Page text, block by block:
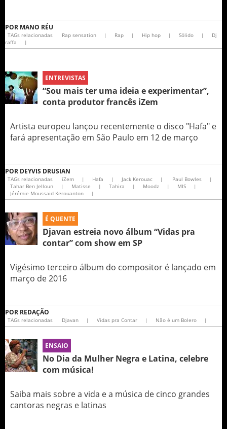
POR MANO RÉU
TAGs relacionadas Rap sensation | Rap | Hip hop | Sólido |
Dj
raffa
|
ENTREVISTAS
“Sou mais ter uma ideia e experimentar”,
conta produtor francês iZem
Artista europeu lançou recentemente o disco "Hafa" e
fará apresentação em São Paulo em 12 de março
POR DEYVIS DRUSIAN
TAGs relacionadas iZem | Hafa | Jack Kerouac | Paul Bowles
|
Tahar Ben Jelloun
| Matisse | Tahira | Moodz | MIS
|
Jérémie Moussaid Kerouanton
|
É QUENTE
Djavan estreia novo álbum “Vidas pra
contar” com show em SP
Vigésimo terceiro álbum do compositor é lançado em
março de 2016
POR REDAÇÃO
TAGs relacionadas Djavan | Vidas pra Contar | Não é um Bolero |
ENSAIO
No Dia da Mulher Negra e Latina, celebre
com música!
Saiba mais sobre a vida e a música de cinco grandes
cantoras negras e latinas